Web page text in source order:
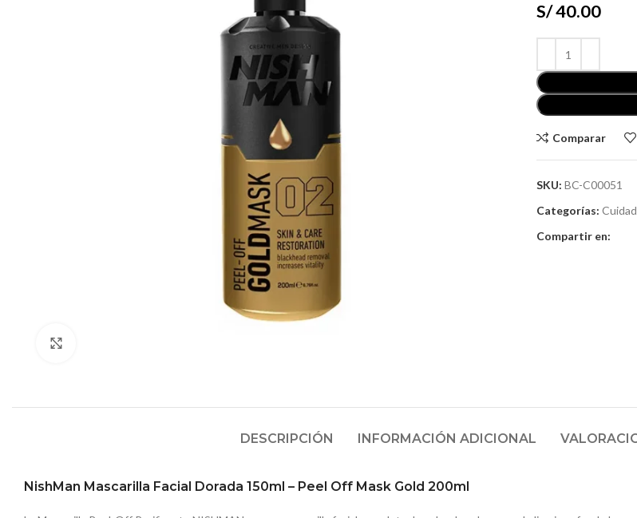
S/40.00
Comparar
SKU: BC-C00051
Categorías:
Compartir en:
DESCRIPCIÓN INFORMACIÓN ADICIONAL
NishMan Mascarilla Facial Dorada 150ml – Peel Off Mask Gold 200ml